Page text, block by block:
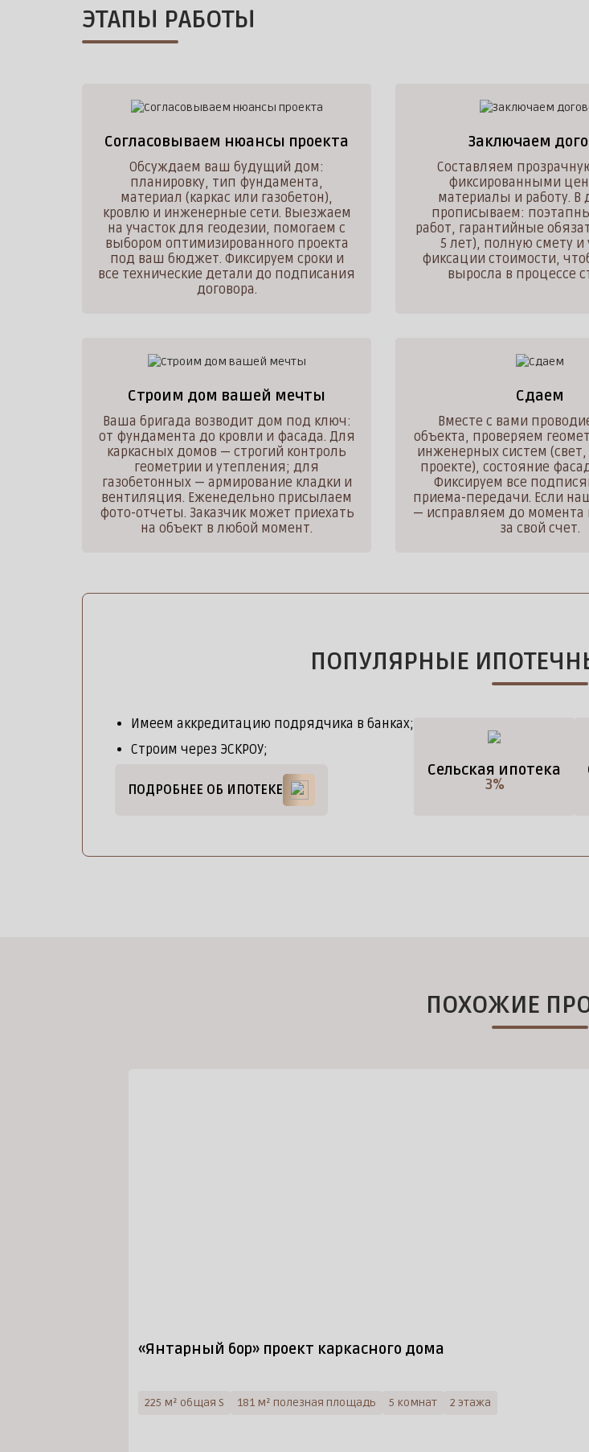
ЭТАПЫ РАБОТЫ
Согласовываем нюансы проекта
Обсуждаем ваш будущий дом:
планировку, тип фундамента,
материал (каркас или газобетон),
кровлю и инженерные сети. Выезжаем
на участок для геодезии, помогаем с
выбором оптимизированного проекта
под ваш бюджет. Фиксируем сроки и
все технические детали до подписания
договора.
Заключаем
Составляем
фиксированными
материалы и работу. В
прописываем:
работ, гарантийные
5 лет), полную смету и
фиксации стоимости,
выросла в процессе
Строим дом вашей мечты
Ваша бригада возводит дом под ключ:
от фундамента до кровли и фасада. Для
каркасных домов — строгий контроль
геометрии и утепления; для
газобетонных — армирование кладки и
вентиляция. Еженедельно присылаем
фото-отчеты. Заказчик может приехать
на объект в любой момент.
Сдаем
Вместе с вами
объекта, проверяем
инженерных систем (свет,
проекте), состояние
Фиксируем все
приема-передачи. Если
— исправляем до момента
за свой счет.
ПОПУЛЯРНЫЕ
Имеем аккредитацию подрядчика в банках;
Строим через ЭСКРОУ;
ПОДРОБНЕЕ ОБ ИПОТЕКЕ
Сельская ипотека
3%
ПОХОЖИЕ
«Янтарный бор» проект каркасного дома
225 м² общая S 181 м² полезная площадь 5 комнат 2 этажа